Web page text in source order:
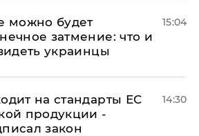
можно будет
затмение: что и
украинцы
15:04
на стандарты ЕС
продукции -
закон
14:30